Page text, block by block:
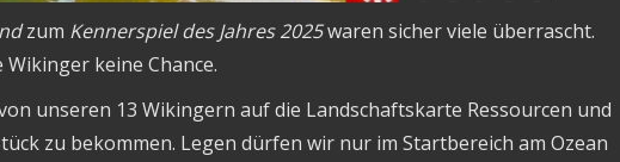
zum Kennerspiel des Jahres 2025waren sicher viele überrascht.
keine Chance.
unseren 13 Wikingern auf die Landschaftskarte Ressourcen und
zu bekommen. Legen dürfen wir nur im Startbereich am Ozean